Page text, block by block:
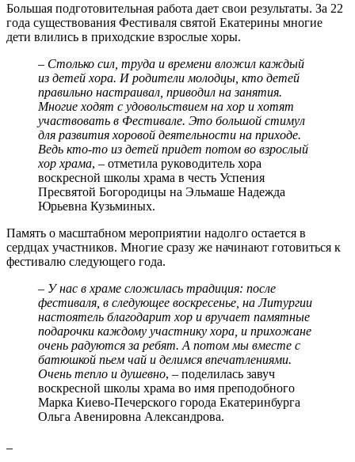
Большая подготовительная работа дает свои результаты. За 22
года существования Фестиваля святой Екатерины многие
дети влились в приходские взрослые хоры.
– Столько сил, труда и времени вложил каждый
из детей хора. И родители молодцы, кто детей
правильно настраивал, приводил на занятия.
Многие ходят с удовольствием на хор и хотят
участвовать в Фестивале. Это большой стимул
для развития хоровой деятельности на приходе.
Ведь кто-то из детей придет потом во взрослый
хор храма, – отметила руководитель хора
воскресной школы храма в честь Успения
Пресвятой Богородицы на Эльмаше Надежда
Юрьевна Кузьминых.
Память о масштабном мероприятии надолго остается в
сердцах участников. Многие сразу же начинают готовиться к
фестивалю следующего года.
– У нас в храме сложилась традиция: после
фестиваля, в следующее воскресенье, на Литургии
настоятель благодарит хор и вручает памятные
подарочки каждому участнику хора, и прихожане
очень радуются за ребят. А потом мы вместе с
батюшкой пьем чай и делимся впечатлениями.
Очень тепло и душевно, – поделилась завуч
воскресной школы храма во имя преподобного
Марка Киево-Печерского города Екатеринбурга
Ольга Авенировна Александрова.